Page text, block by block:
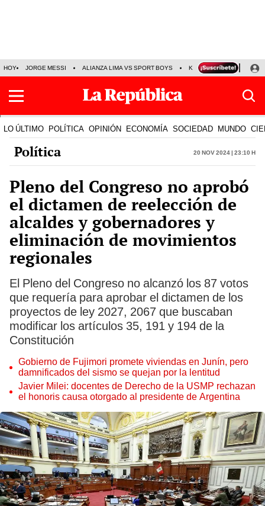
HOY JORGE MESSI ALIANZA LIMA VS SPORT BOYS KENJI FUJIMORI
LO ÚLTIMO POLÍTICA OPINIÓN ECONOMÍA SOCIEDAD MUNDO
Política 20 Nov 2024 | 23:10 h
Pleno del Congreso no aprobó
el dictamen de reelección de
alcaldes y gobernadores y
eliminación de movimientos
regionales
El Pleno del Congreso no alcanzó los 87 votos
que requería para aprobar el dictamen de los
proyectos de ley 2027, 2067 que buscaban
modificar los artículos 35, 191 y 194 de la
Constitución
Gobierno de Fujimori promete viviendas en Junín, pero
damnificados del sismo se quejan por la lentitud
Javier Milei: docentes de Derecho de la USMP rechazan
el honoris causa otorgado al presidente de Argentina